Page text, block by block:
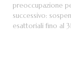
preoccupazione
successivo:
esattoriali fino al